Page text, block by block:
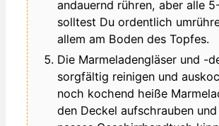
andauernd rühren, aber alle
solltest Du ordentlich
allem am Boden des Topfes.
Die Marmeladengläser und -
sorgfältig reinigen und
noch kochend heiße
den Deckel aufschrauben